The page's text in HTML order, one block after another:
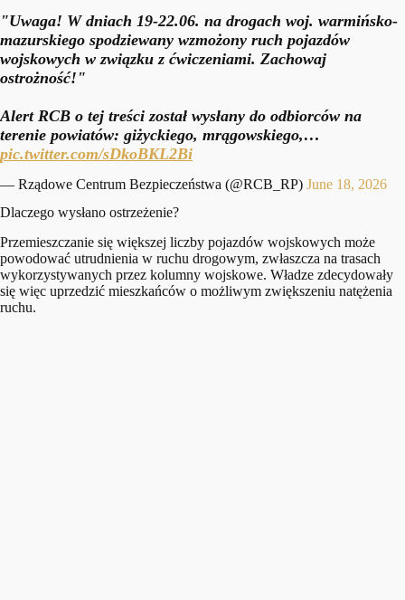
"Uwaga! W dniach 19-22.06. na drogach woj. warmińsko-
mazurskiego spodziewany wzmożony ruch pojazdów
wojskowych w związku z ćwiczeniami. Zachowaj
ostrożność!"
Alert RCB o tej treści został wysłany do odbiorców na
terenie powiatów: giżyckiego, mrągowskiego,…
pic.twitter.com/sDkoBKL2Bi
— Rządowe Centrum Bezpieczeństwa (@RCB_RP) June 18, 2026
Dlaczego wysłano ostrzeżenie?
Przemieszczanie się większej liczby pojazdów wojskowych może
powodować utrudnienia w ruchu drogowym, zwłaszcza na trasach
wykorzystywanych przez kolumny wojskowe. Władze zdecydowały
się więc uprzedzić mieszkańców o możliwym zwiększeniu natężenia
ruchu.